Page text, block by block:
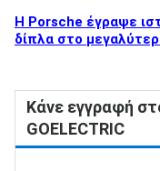
H Porsche έγραψε
δίπλα στο
Κάνε εγγραφή
GOELECTRIC